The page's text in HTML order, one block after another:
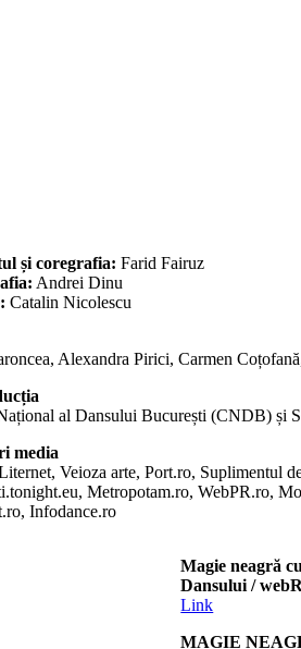
și coregrafia: Farid Fairuz
Andrei Dinu
Catalin Nicolescu
Alexandra Pirici, Carmen
al Dansului București (CNDB) și
media
Veioza arte, Port.ro, Suplimentul
Metropotam.ro, WebPR.ro,
Infodance.ro
Magie neagră
Dansului /
Link
MAGIE